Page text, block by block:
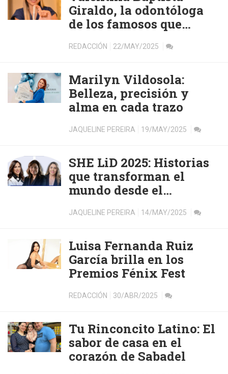
Giraldo, la odontóloga
de los famosos que
transforma vidas desde
la raíz
REDACCIÓN 22/MAY/2025
Marilyn Vildosola:
Belleza, precisión y
alma en cada trazo
JAQUELINE PEREIRA 19/MAY/2025
SHE LiD 2025: Historias
que transforman el
mundo desde el
JAQUELINE PEREIRA 14/MAY/2025
Luisa Fernanda Ruiz
García brilla en los
Premios Fénix Fest
REDACCIÓN 30/ABR/2025
Tu Rinconcito Latino: El
sabor de casa en el
corazón de Sabadel